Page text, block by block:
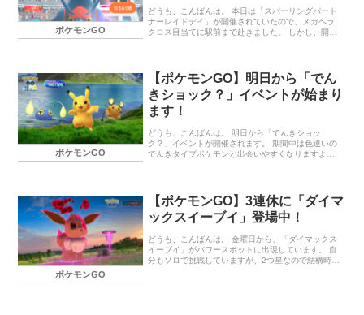
させると、特別な…
ポケモンGO
どうも、こんばんは。 本日は「スパーリングパート
ナーレイドデイ」が開催されていたので、メガヘラ
クロス目当てに駅前まで赴きました。 しかし、開始
再度登場せず…。 仕方がないので、少し離れたポケ
モンジムでメガヘラクロスのレイドに参加してきま
した。 人が集まるかが不安でしたが、私含めて5人
集まったのでなんとか戦える人数に。 メガヘラクロ
スがひこう技にめっぽう弱くて助かりました。 メガ
たが、中々の高個体値ヘラクロ…
ポケモンGO
【ポケモンGO】明日から「でん
きショック？」イベントが始まり
ます！
どうも、こんばんは。 明日から「でんきショッ
ク？」イベントが開催されます。 期間中は色違いの
でんきタイプポケモンと出会いやすくなりますよ。
アワー（18：00～19：00） 「フィールドリサー
チ」のタスクで出会えるポケモン ファッションレイ
ドデイ イベント期間 イベントボーナス 終わりに…
（火）10：00～4月6日（月）20：00 イベントボー
ナス 色違いの「ピカチュウ」、「チョンチー」、
「デデン…
ポケモンGO
【ポケモンGO】3連休に「ダイマ
ックスイーブイ」登場中！
どうも、こんばんは。 金曜日から、「ダイマックス
イーブイ」がパワースポットに出現しています。 自
分もソロで挑戦していますが、2つ星なので結構時間